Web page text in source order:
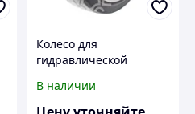
Колесо для
гидравлической
резиновое 180 мм
В наличии